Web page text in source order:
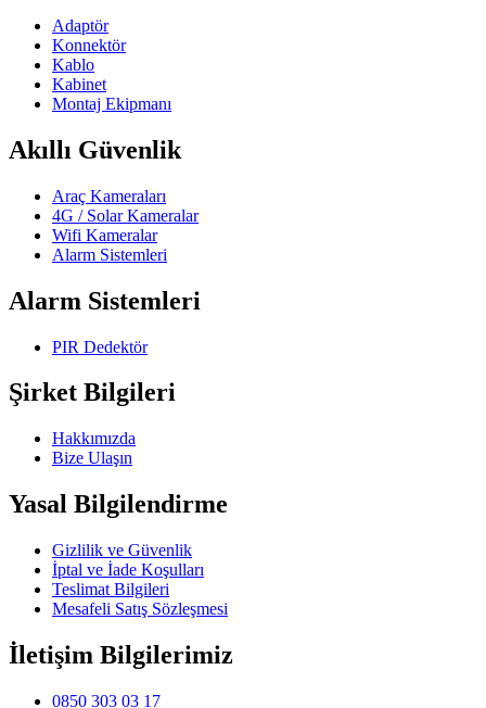
Adaptör
Konnektör
Kablo
Kabinet
Montaj Ekipmanı
Akıllı Güvenlik
Araç Kameraları
4G / Solar Kameralar
Wifi Kameralar
Alarm Sistemleri
Alarm Sistemleri
PIR Dedektör
Şirket Bilgileri
Hakkımızda
Bize Ulaşın
Yasal Bilgilendirme
Gizlilik ve Güvenlik
İptal ve İade Koşulları
Teslimat Bilgileri
Mesafeli Satış Sözleşmesi
İletişim Bilgilerimiz
0850 303 03 17